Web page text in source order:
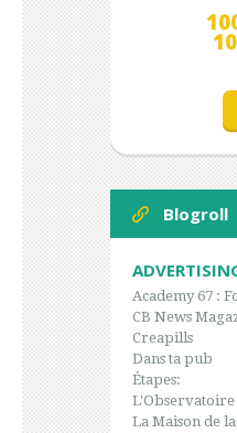
Blogroll
Academy 67 :
CB News
Creapills
Dans ta pub
Étapes:
L'Observatoire
La Maison de